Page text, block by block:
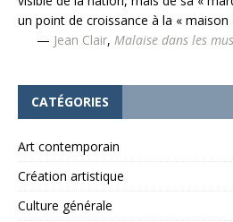
un point de croissance à la « maison
— Jean Clair, Malaise dans les
CATÉGORIES
Art contemporain
Création artistique
Culture générale